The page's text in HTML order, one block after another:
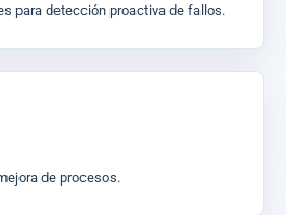
para detección proactiva de fallos.
de procesos.